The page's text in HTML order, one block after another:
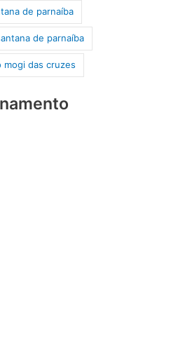
de parnaíba
de parnaíba
das cruzes